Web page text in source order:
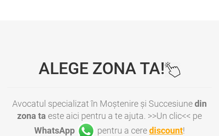
ALEGE ZONA TA!
Avocatul specializat în Moștenire și Succesiunedin
zona ta este aici pentru a te ajuta. >>Un clic<< pe
WhatsApp
pentru a cerediscount!